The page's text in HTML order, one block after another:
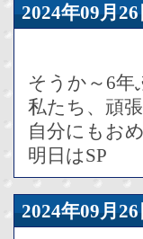
2024年09
そうか～6年
私たち、頑
自分にもお
明日はSP
2024年09